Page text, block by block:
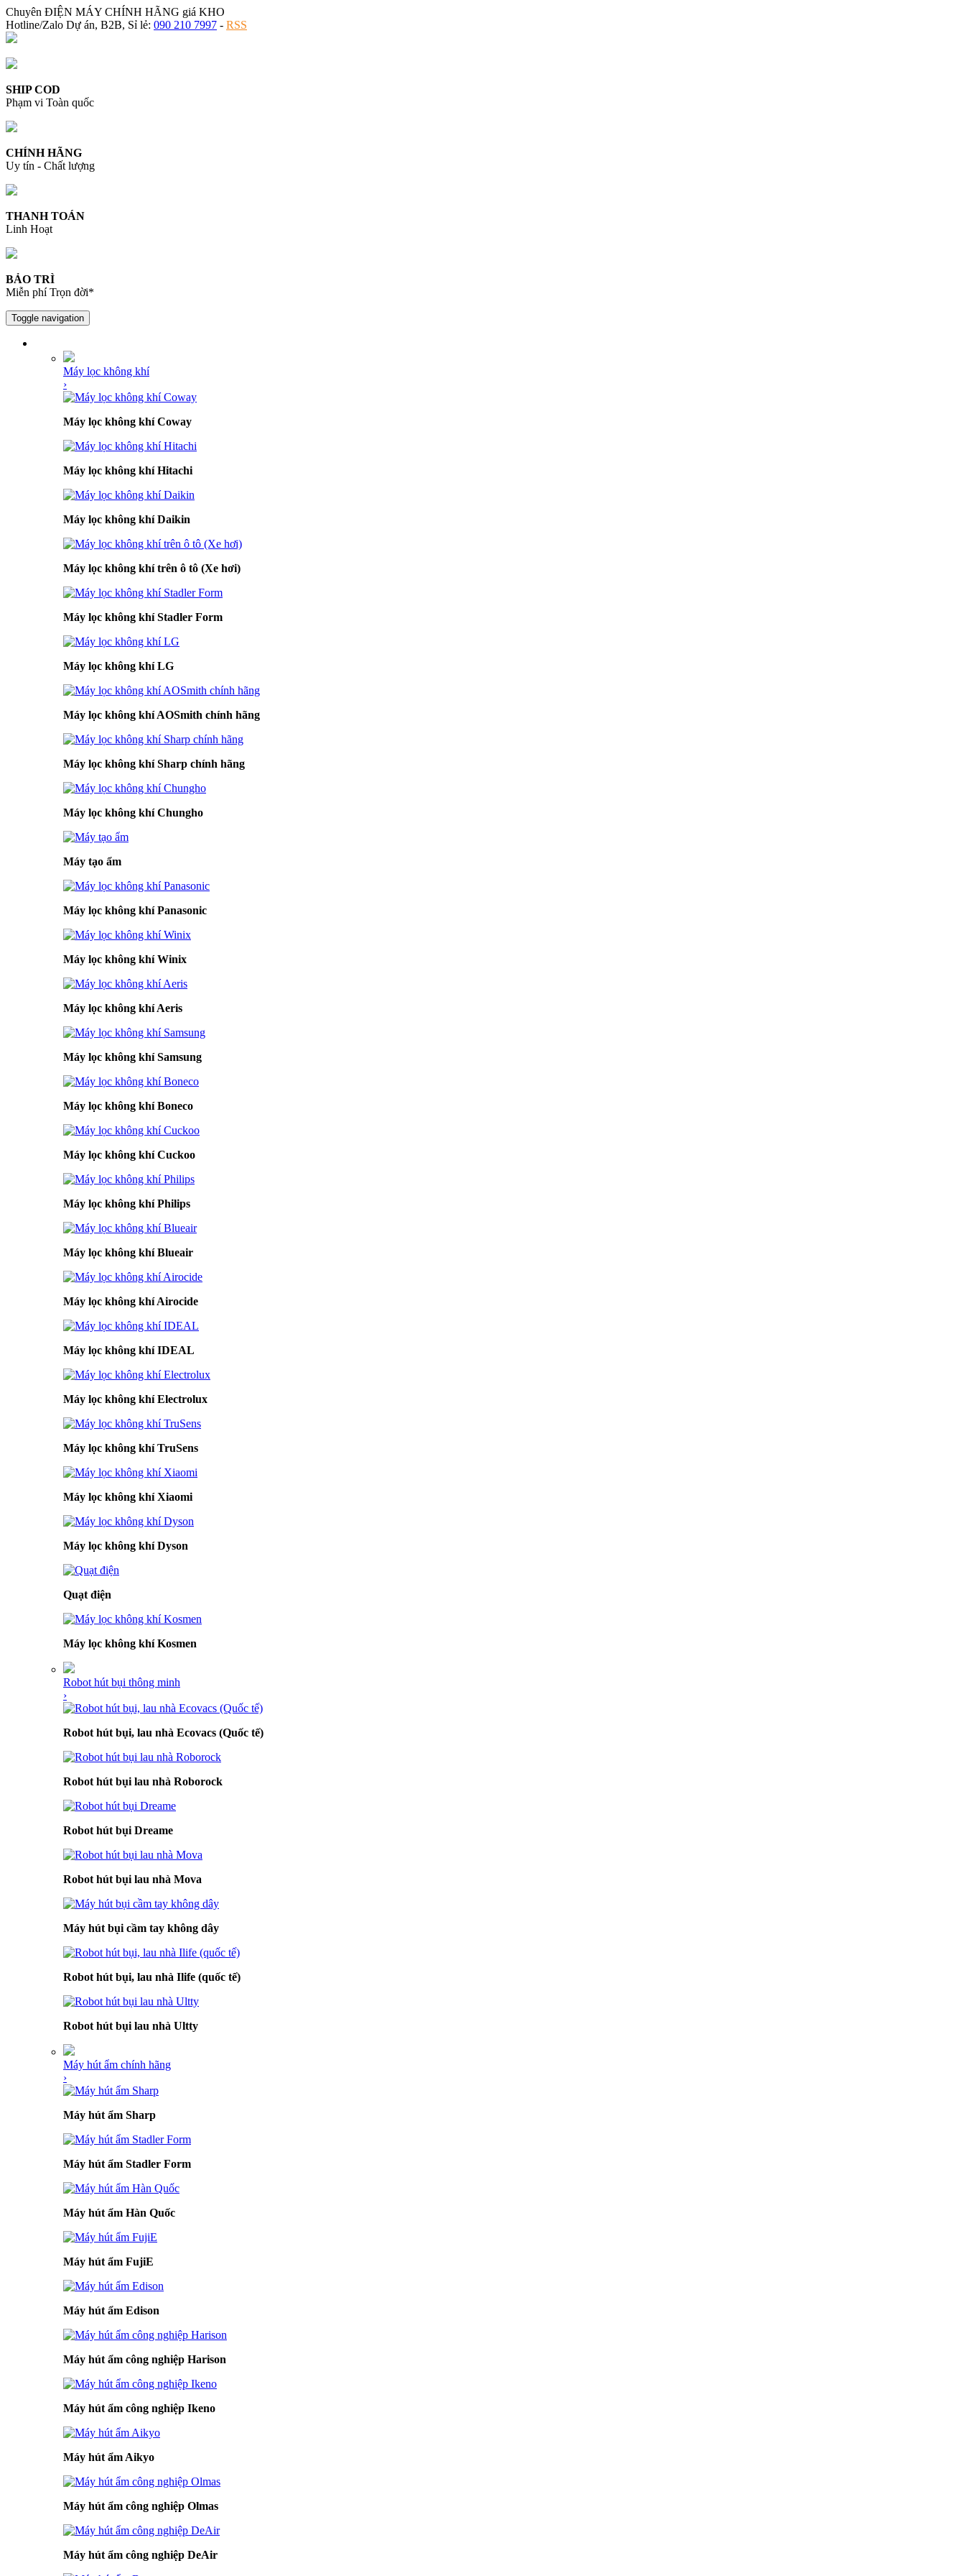
Chuyên ĐIỆN MÁY CHÍNH HÃNG giá KHO
Hotline/Zalo Dự án, B2B, Sỉ lẻ: 090 210 7997 - RSS
SHIP COD
Phạm vi Toàn quốc
CHÍNH HÃNG
Uy tín - Chất lượng
THANH TOÁN
Linh Hoạt
BẢO TRÌ
Miễn phí Trọn đời*
Toggle navigation
Máy lọc không khí
›
Máy lọc không khí Coway
Máy lọc không khí Hitachi
Máy lọc không khí Daikin
Máy lọc không khí trên ô tô (Xe hơi)
Máy lọc không khí Stadler Form
Máy lọc không khí LG
Máy lọc không khí AOSmith chính hãng
Máy lọc không khí Sharp chính hãng
Máy lọc không khí Chungho
Máy tạo ẩm
Máy lọc không khí Panasonic
Máy lọc không khí Winix
Máy lọc không khí Aeris
Máy lọc không khí Samsung
Máy lọc không khí Boneco
Máy lọc không khí Cuckoo
Máy lọc không khí Philips
Máy lọc không khí Blueair
Máy lọc không khí Airocide
Máy lọc không khí IDEAL
Máy lọc không khí Electrolux
Máy lọc không khí TruSens
Máy lọc không khí Xiaomi
Máy lọc không khí Dyson
Quạt điện
Máy lọc không khí Kosmen
Robot hút bụi thông minh
›
Robot hút bụi, lau nhà Ecovacs (Quốc tế)
Robot hút bụi lau nhà Roborock
Robot hút bụi Dreame
Robot hút bụi lau nhà Mova
Máy hút bụi cầm tay không dây
Robot hút bụi, lau nhà Ilife (quốc tế)
Robot hút bụi lau nhà Ultty
Máy hút ẩm chính hãng
›
Máy hút ẩm Sharp
Máy hút ẩm Stadler Form
Máy hút ẩm Hàn Quốc
Máy hút ẩm FujiE
Máy hút ẩm Edison
Máy hút ẩm công nghiệp Harison
Máy hút ẩm công nghiệp Ikeno
Máy hút ẩm Aikyo
Máy hút ẩm công nghiệp Olmas
Máy hút ẩm công nghiệp DeAir